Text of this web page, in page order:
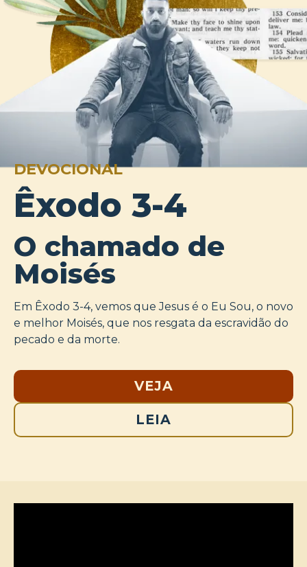
DEVOCIONAL
Êxodo 3-4
O chamado de
Moisés
Em Êxodo 3-4, vemos que Jesus é o Eu Sou, o novo
e melhor Moisés, que nos resgata da escravidão do
pecado e da morte.
VEJA
LEIA